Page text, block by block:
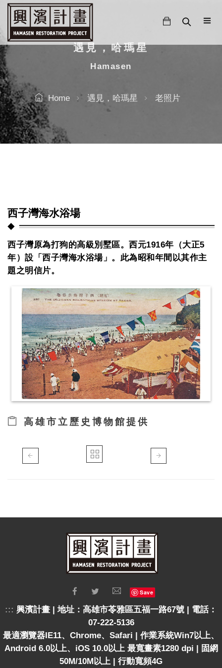
跳
主
要
內
容
遇見，哈瑪星
Hamasen
Home 遇見，哈瑪星 老照片
西子灣海水浴場
西子灣原為打狗的高級別墅區。西元1916年（大正5
年）設「西子灣海水浴場」。此為昭和年間以其作主
題之明信片。
高雄市立歷史博物館提供
Save
::: 興濱計畫 | 地址：高雄市苓雅區五福一路67號 | 電話：
07-222-5136
最適瀏覽器IE11、Chrome、Safari | 作業系統Win7以上、
Android 6.0以上、iOS 10.0以上 最寬畫素1280 dpi | 固網
50M/10M以上 | 行動寬頻4G